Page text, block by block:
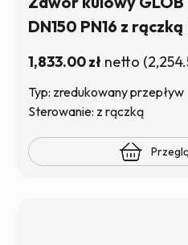
DN150 PN16 z
1,833.00zł netto (
Typ: zredukowany przepływ
Sterowanie: z rączką